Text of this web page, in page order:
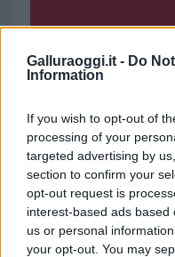
Galluraoggi.it - Do
Information
If you wish to opt-out of
processing of your
targeted advertising by
section to confirm your
opt-out request is
interest-based ads
us or personal
your opt-out. You may
Ricevi